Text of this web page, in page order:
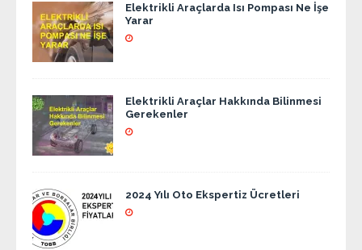
Elektrikli Araçlarda Isı Pompası Ne İşe
Yarar
Elektrikli Araçlar Hakkında Bilinmesi
Gerekenler
2024 Yılı Oto Ekspertiz Ücretleri